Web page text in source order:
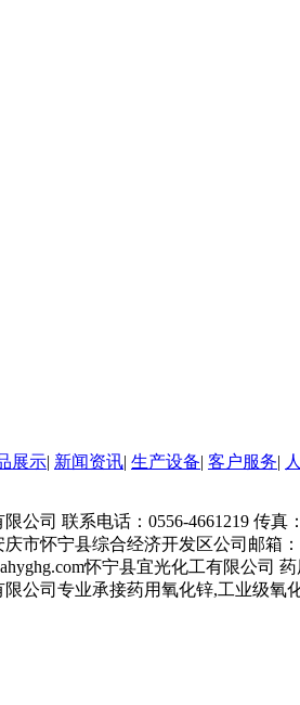
展示 新闻资讯 生产设备 客户服务
公司 联系电话：0556-4661219 传真
市怀宁县综合经济开发区公司邮箱：
怀宁县宜光化工有限公司 药
公司专业承接药用氧化锌,工业级氧